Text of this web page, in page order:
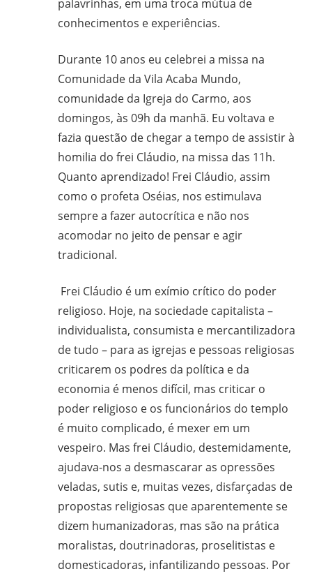
palavrinhas, em uma troca mútua de
conhecimentos e experiências.
Durante 10 anos eu celebrei a missa na
Comunidade da Vila Acaba Mundo,
comunidade da Igreja do Carmo, aos
domingos, às 09h da manhã. Eu voltava e
fazia questão de chegar a tempo de assistir à
homilia do frei Cláudio, na missa das 11h.
Quanto aprendizado! Frei Cláudio, assim
como o profeta Oséias, nos estimulava
sempre a fazer autocrítica e não nos
acomodar no jeito de pensar e agir
tradicional.
Frei Cláudio é um exímio crítico do poder
religioso. Hoje, na sociedade capitalista –
individualista, consumista e mercantilizadora
de tudo – para as igrejas e pessoas religiosas
criticarem os podres da política e da
economia é menos difícil, mas criticar o
poder religioso e os funcionários do templo
é muito complicado, é mexer em um
vespeiro. Mas frei Cláudio, destemidamente,
ajudava-nos a desmascarar as opressões
veladas, sutis e, muitas vezes, disfarçadas de
propostas religiosas que aparentemente se
dizem humanizadoras, mas são na prática
moralistas, doutrinadoras, proselitistas e
domesticadoras, infantilizando pessoas. Por